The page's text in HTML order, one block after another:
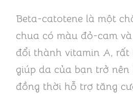
Beta-catotene là một
chua có màu đỏ-cam
đổi thành vitamin A,
giúp da của bạn trở nên
đồng thời hỗ trợ tăng